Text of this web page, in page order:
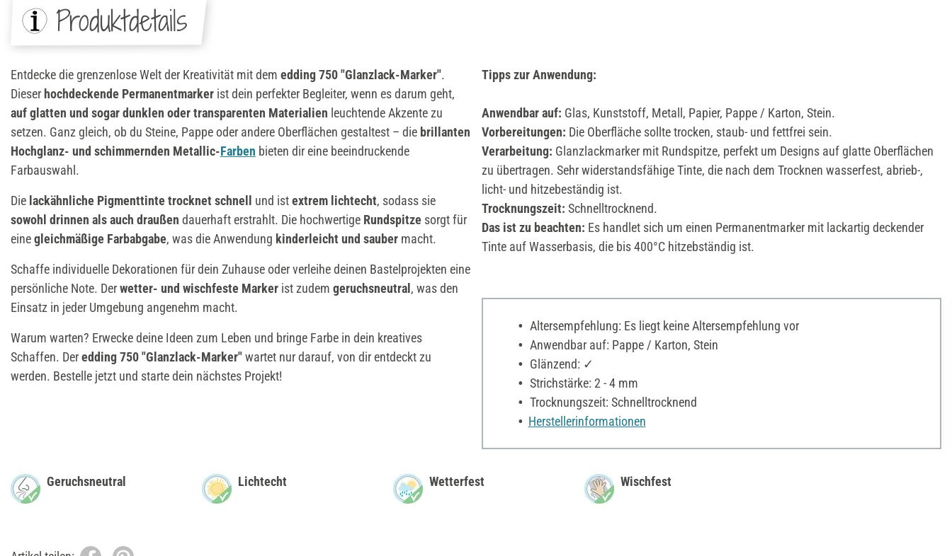
Produktdetails
Entdecke die grenzenlose Welt der Kreativität mit dem edding 750 "Glanzlack-Marker".
Dieserhochdeckende Permanentmarker ist dein perfekter Begleiter, wenn es darum geht,
auf glatten und sogar dunklen oder transparenten Materialien leuchtende Akzente zu
setzen. Ganz gleich, ob du Steine, Pappe oder andere Oberflächen gestaltest – die brillanten
Hochglanz- und schimmernden Metallic-Farben bieten dir eine beeindruckende
Farbauswahl.
Die lackähnliche Pigmenttinte trocknet schnell und istextrem lichtecht, sodass sie
sowohl drinnen als auch draußen dauerhaft erstrahlt. Die hochwertige Rundspitze sorgt für
einegleichmäßige Farbabgabe, was die Anwendung kinderleicht und sauber macht.
Schaffe individuelle Dekorationen für dein Zuhause oder verleihe deinen Bastelprojekten eine
persönliche Note. Derwetter- und wischfeste Marker ist zudem geruchsneutral, was den
Einsatz in jeder Umgebung angenehm macht.
Warum warten? Erwecke deine Ideen zum Leben und bringe Farbe in dein kreatives
Schaffen. Deredding 750 "Glanzlack-Marker"wartet nur darauf, von dir entdeckt zu
werden. Bestelle jetzt und starte dein nächstes Projekt!
Tipps zur Anwendung:
Anwendbar auf: Glas, Kunststoff, Metall, Papier, Pappe / Karton, Stein.
Vorbereitungen: Die Oberfläche sollte trocken, staub- und fettfrei sein.
Verarbeitung: Glanzlackmarker mit Rundspitze, perfekt um Designs auf glatte Oberflächen
zu übertragen. Sehr widerstandsfähige Tinte, die nach dem Trocknen wasserfest, abrieb-,
licht- und hitzebeständig ist.
Trocknungszeit: Schnelltrocknend.
Das ist zu beachten: Es handlet sich um einen Permanentmarker mit lackartig deckender
Tinte auf Wasserbasis, die bis 400°C hitzebständig ist.
Altersempfehlung: Es liegt keine Altersempfehlung vor
Anwendbar auf: Pappe / Karton, Stein
Glänzend: ✓
Strichstärke: 2 - 4 mm
Trocknungszeit: Schnelltrocknend
Herstellerinformationen
Geruchsneutral Lichtecht Wetterfest Wischfest